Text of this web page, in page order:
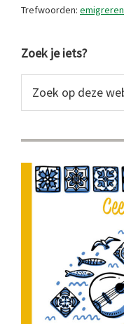
Trefwoorden: emigreren
Primaire
Sidebar
Zoek je iets?
op
website